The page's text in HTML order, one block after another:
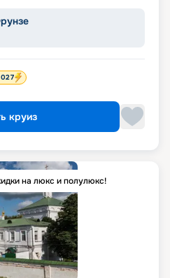
круиз
на люкс и полулюкс!